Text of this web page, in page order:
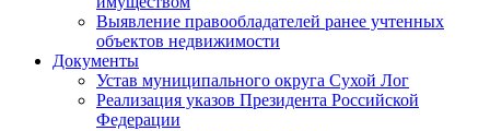
Выявление правообладателей ранее учтенных
объектов недвижимости
Документы
Устав муниципального округа Сухой Лог
Реализация указов Президента Российской
Федерации